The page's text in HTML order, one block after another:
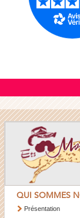
QUI SOMMES
Présentation